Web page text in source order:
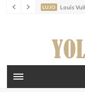
LUJO Louis